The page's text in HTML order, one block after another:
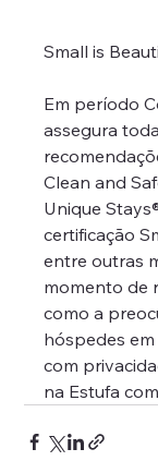
Small is
Em período
assegura
Clean and
Unique
certificação
entre outras
momento de
como a
hóspedes
com
na Estufa